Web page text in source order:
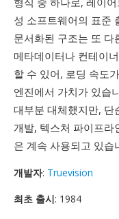
성 소프트웨어의 표준
문서화된 구조는 또
메타데이터나 컨테이
할 수 있어, 로딩 속도
엔진에서 가치가 있습
대부분 대체했지만, 단
개발, 텍스처 파이프라
은 계속 사용되고 있습
개발자: Truevision
최초 출시: 1984